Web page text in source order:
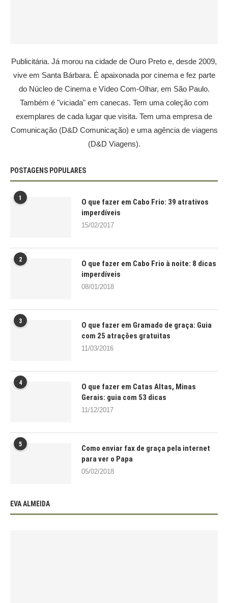
Publicitária. Já morou na cidade de Ouro Preto e, desde 2009,
vive em Santa Bárbara. É apaixonada por cinema e fez parte
do Núcleo de Cinema e Vídeo Com-Olhar, em São Paulo.
Também é "viciada" em canecas. Tem uma coleção com
exemplares de cada lugar que visita. Tem uma empresa de
Comunicação (D&D Comunicação) e uma agência de viagens
(D&D Viagens).
POSTAGENS POPULARES
1
O que fazer em Cabo Frio: 39 atrativos
imperdíveis
15/02/2017
2
O que fazer em Cabo Frio à noite: 8 dicas
imperdíveis
08/01/2018
3
O que fazer em Gramado de graça: Guia
com 25 atrações gratuitas
11/03/2016
4
O que fazer em Catas Altas, Minas
Gerais: guia com 53 dicas
11/12/2017
5
Como enviar fax de graça pela internet
para ver o Papa
05/02/2018
EVA ALMEIDA